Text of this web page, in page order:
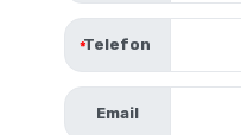
Telefon
Email